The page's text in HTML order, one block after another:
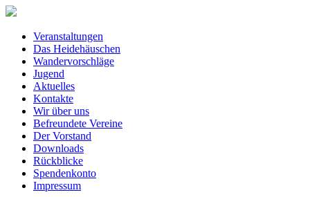
Veranstaltungen
Das Heidehäuschen
Wandervorschläge
Jugend
Aktuelles
Kontakte
Wir über uns
Befreundete Vereine
Der Vorstand
Downloads
Rückblicke
Spendenkonto
Impressum